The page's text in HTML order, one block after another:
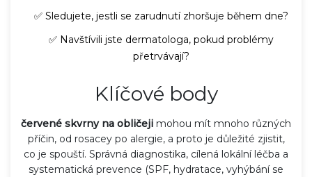
✅ Sledujete, jestli se zarudnutí zhoršuje během dne?
✅ Navštívili jste dermatologa, pokud problémy
přetrvávají?
Klíčové body
červené skvrny na obličeji mohou mít mnoho různých
příčin, od rosacey po alergie, a proto je důležité zjistit,
co je spouští. Správná diagnostika, cílená lokální léčba a
systematická prevence (SPF, hydratace, vyhýbání se